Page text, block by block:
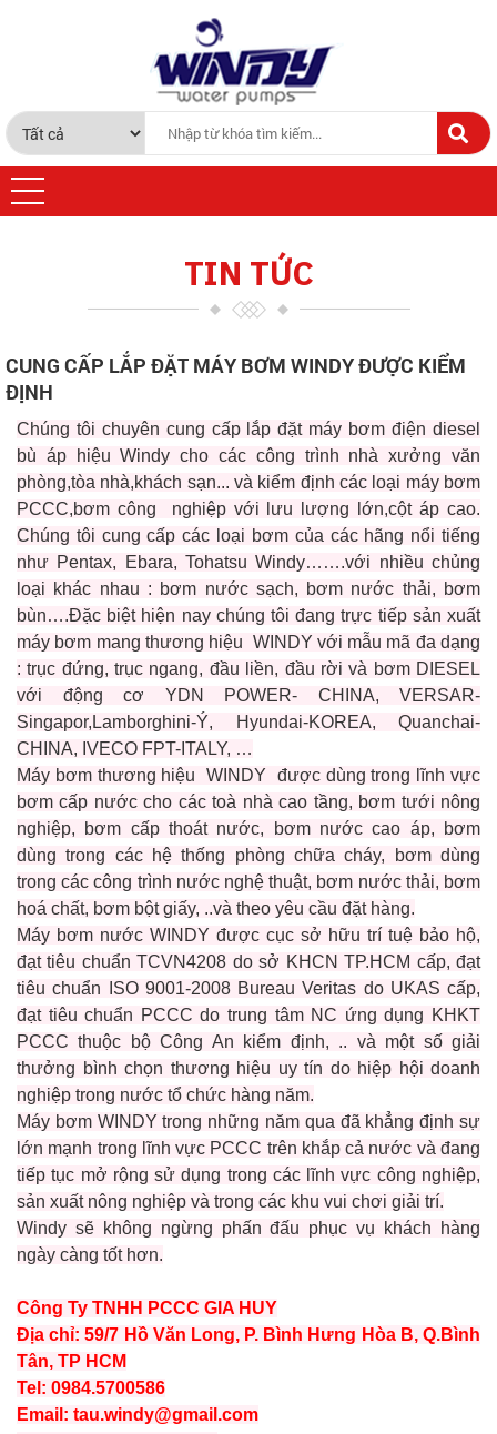
TIN TỨC
CUNG CẤP LẮP ĐẶT MÁY BƠM WINDY ĐƯỢC KIỂM
ĐỊNH
Chúng tôi chuyên cung cấp lắp đặt máy bơm điện diesel
bù áp hiệu Windy cho các công trình nhà xưởng văn
phòng,tòa nhà,khách sạn... và kiểm định các loại máy bơm
PCCC,bơm công nghiệp với lưu lượng lớn,cột áp cao.
Chúng tôi cung cấp các loại bơm của các hãng nổi tiếng
như Pentax, Ebara, Tohatsu Windy…….với nhiều chủng
loại khác nhau : bơm nước sạch, bơm nước thải, bơm
bùn….Đặc biệt hiện nay chúng tôi đang trực tiếp sản xuất
máy bơm mang thương hiệu WINDY với mẫu mã đa dạng
: trục đứng, trục ngang, đầu liền, đầu rời và bơm DIESEL
với động cơ YDN POWER- CHINA, VERSAR-
Singapor,Lamborghini-Ý, Hyundai-KOREA, Quanchai-
CHINA, IVECO FPT-ITALY, …
Máy bơm thương hiệu WINDY được dùng trong lĩnh vực
bơm cấp nước cho các toà nhà cao tầng, bơm tưới nông
nghiệp, bơm cấp thoát nước, bơm nước cao áp, bơm
dùng trong các hệ thống phòng chữa cháy, bơm dùng
trong các công trình nước nghệ thuật, bơm nước thải, bơm
hoá chất, bơm bột giấy, ..và theo yêu cầu đặt hàng.
Máy bơm nước WINDY được cục sở hữu trí tuệ bảo hộ,
đạt tiêu chuẩn TCVN4208 do sở KHCN TP.HCM cấp, đạt
tiêu chuẩn ISO 9001-2008 Bureau Veritas do UKAS cấp,
đạt tiêu chuẩn PCCC do trung tâm NC ứng dụng KHKT
PCCC thuộc bộ Công An kiểm định, .. và một số giải
thưởng bình chọn thương hiệu uy tín do hiệp hội doanh
nghiệp trong nước tổ chức hàng năm.
Máy bơm WINDY trong những năm qua đã khẳng định sự
lớn mạnh trong lĩnh vực PCCC trên khắp cả nước và đang
tiếp tục mở rộng sử dụng trong các lĩnh vực công nghiệp,
sản xuất nông nghiệp và trong các khu vui chơi giải trí.
Windy sẽ không ngừng phấn đấu phục vụ khách hàng
ngày càng tốt hơn.
Công Ty TNHH PCCC GIA HUY
Địa chỉ: 59/7 Hồ Văn Long, P. Bình Hưng Hòa B, Q.Bình
Tân, TP HCM
Tel: 0984.5700586
Email: tau.windy@gmail.com